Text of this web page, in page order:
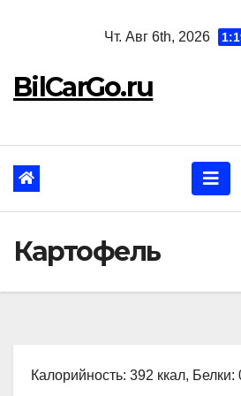
Чт. Авг 6th, 2026
BilCarGo.ru
Картофель
Калорийность: 392 ккал, Белки: